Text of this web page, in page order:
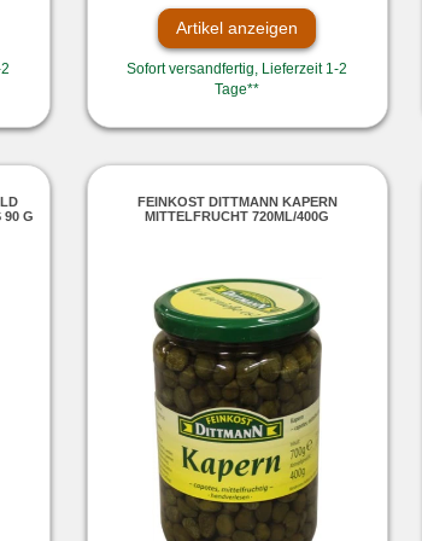
Artikel anzeigen
Sofort versandfertig, Lieferzeit 1-2
Tage**
90 G
FEINKOST DITTMANN KAPERN
MITTELFRUCHT 720ML/400G